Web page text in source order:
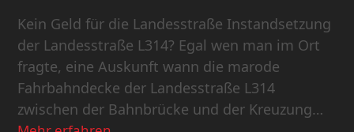
Kein Geld für die Landesstraße Instandsetzung
der Landesstraße L314? Egal wen man im Ort
fragte, eine Auskunft wann die marode
Fahrbahndecke der Landesstraße L314
zwischen der Bahnbrücke und der Kreuzung…